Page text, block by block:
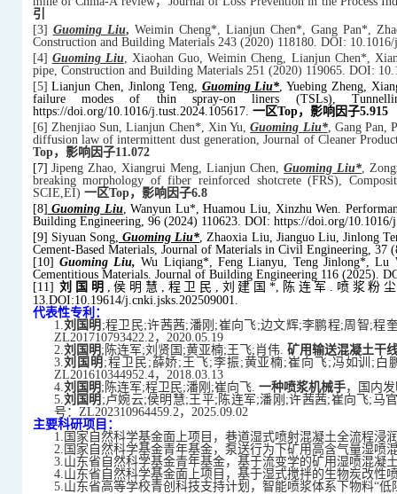
引
[3] Guoming Liu, Weimin Cheng*, Lianjun Chen*, Gang Pan*,
Construction and Building Materials 243 (2020) 118180. DOI:
[4] Guoming Liu, Xiaohan Guo, Weimin Cheng, Lianjun Chen*,
pipe, Construction and Building Materials 251 (2020) 119065. DOI:
[5]Lianjun Chen, Jinlong Teng, Guoming Liu* , Yuebing Zheng,
failure modes of thin spray-on liners (TSLs),
https://doi.org/10.1016/j.tust.2024.105617. 一区Top，影响因子5.915
[6] Zhenjiao Sun, Lianjun Chen*, Xin Yu,Guoming Liu*, Gang Pan,
diffusion law of intermittent dust generation, Journal of Cleaner
Top，影响因子11.072
[7]Jipeng Zhao, Xiangrui Meng, Lianjun Chen,Guoming Liu* ,
breaking morphology of fiber reinforced shotcrete (FRS),
SCIE,EI) 一区Top，影响因子6.8
[8] Guoming Liu, Wanyun Lu*, Huamou Liu, Xinzhu Wen.
Building Engineering, 96 (2024) 110623. DOI: https://doi.org/10.1016/
[9] Siyuan Song, Guoming Liu* , Zhaoxia Liu, Jianguo Liu, Jinlong
Cement-Based Materials, Journal of Materials in Civil Engineering,
[10] Guoming Liu, Wu Liqiang*, Feng Lianyu, Teng Jinlong*, Lu
Cementitious Materials. Journal of Building Engineering 116 (2025).
[11] 刘国明
,侯明慧,程卫民,刘建国*,陈连军.喷浆粉尘
13.DOI:10.19614/j.cnki.jsks.202509001.
代表性专利：
1. 刘国明 ;程卫民;许茜茜;潘刚;崔向飞;边文辉;李鹏程;周智;程
ZL201710793422.2，2020.05.19
2. 刘国明 ;陈连军;刘贤国;黄亚楠;王飞;肖伟. 矿用输送混凝土干
3. 刘国明 ;程卫民;薛娇;王飞;李振;黄亚楠;崔向飞;冯如训;白
ZL201610344952.4，2018.03.13
4. 刘国明 ;陈连军;程卫民;潘刚;崔向飞. 一种喷浆机械手，国内发
5. 刘国明 ;卢婉云;侯明慧;王平;陈连军;潘刚;许茜茜;崔向飞;马
号：ZL202310964459.2，2025.09.02
主要科研项目：
1. 国家自然科学基金面上项目，巷道湿式喷射混凝土全流程浸
2. 国家自然科学基金青年基金，泵送行为下矿用高含气量湿喷
3. 山东省自然科学基金青年基金，基于流变学的矿用湿喷混凝
4. 山东省自然科学基金面上项目，基于湿式搅拌的生物炭改性
5. 山东省高等学校青创科技支持计划，智能喷浆体系下物料“